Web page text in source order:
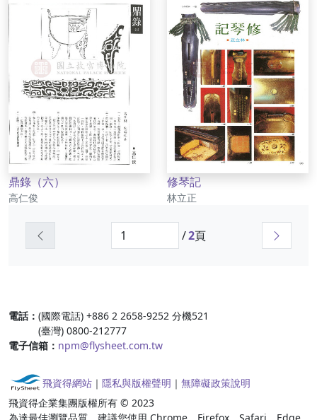
鼎錄（六）
作者
高仁俊
修琴記
作者
林立正
/2頁
電話： (國際電話) +886 2 2658-9252 分機521
(臺灣) 0800-212777
電子信箱： npm@flysheet.com.tw
飛資得網站 ｜ 隱私與版權聲明 ｜ 無障礙政策說明
飛資得企業集團版權所有 © 2023